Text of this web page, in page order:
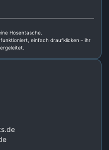
Hosentasche.
funktioniert, einfach draufklicken – ihr